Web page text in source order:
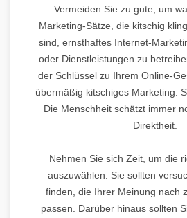
Vermeiden Sie zu gute, um
Marketing-Sätze, die kitschig
sind, ernsthaftes Internet-
oder Dienstleistungen zu
der Schlüssel zu Ihrem Online-
übermäßig kitschiges Marketing.
Die Menschheit schätzt immer
Direktheit.
Nehmen Sie sich Zeit, um die
auszuwählen. Sie sollten
finden, die Ihrer Meinung nach
passen. Darüber hinaus sollten